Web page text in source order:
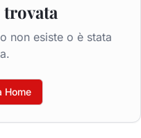
non esiste o è stata
Home